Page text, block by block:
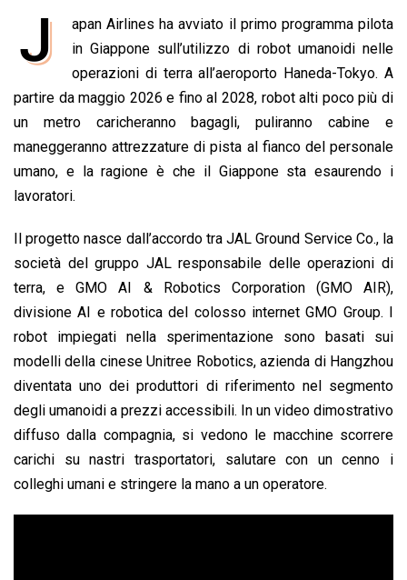
e
o
o
k
a
t
s
A
p
p
n
k
e
d
I
n
r
e
a
d
s
a
i
l
p
y
L
i
n
k
i
n
t
J
apan Airlines ha avviato il primo programma pilota
in Giappone sull’utilizzo di robot umanoidi nelle
operazioni di terra all’aeroporto Haneda-Tokyo. A
partire da maggio 2026 e fino al 2028, robot alti poco più di
un metro caricheranno bagagli, puliranno cabine e
maneggeranno attrezzature di pista al fianco del personale
umano, e la ragione è che il Giappone sta esaurendo i
lavoratori.
Il progetto nasce dall’accordo tra JAL Ground Service Co., la
società del gruppo JAL responsabile delle operazioni di
terra, e GMO AI & Robotics Corporation (GMO AIR),
divisione AI e robotica del colosso internet GMO Group. I
robot impiegati nella sperimentazione sono basati sui
modelli della cinese Unitree Robotics, azienda di Hangzhou
diventata uno dei produttori di riferimento nel segmento
degli umanoidi a prezzi accessibili. In un video dimostrativo
diffuso dalla compagnia, si vedono le macchine scorrere
carichi su nastri trasportatori, salutare con un cenno i
colleghi umani e stringere la mano a un operatore.